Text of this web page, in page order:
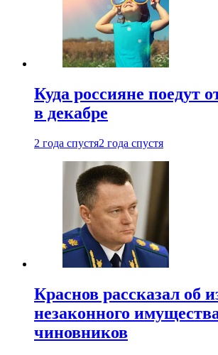
Куда россияне поедут
в декабре
2 года спустя2 года спустя
Краснов рассказал об
незаконного
чиновников